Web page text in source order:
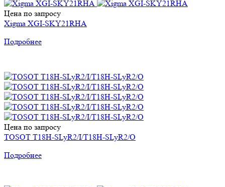
Цена по запросу
Xigma XGI-SKY21RHA
Подробнее
Цена по запросу
TOSOT T18H-SLyR2/I/T18H-SLyR2/O
Подробнее